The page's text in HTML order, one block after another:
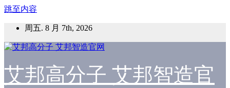
跳至内容
周五. 8 月 7th, 2026
艾邦高分子 艾邦智造官